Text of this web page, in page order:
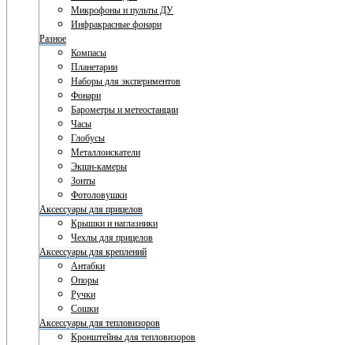
Микрофоны и пульты ДУ
Инфракрасные фонари
Разное
Компасы
Планетарии
Наборы для экспериментов
Фонари
Барометры и метеостанции
Часы
Глобусы
Металлоискатели
Экшн-камеры
Зонты
Фотоловушки
Аксессуары для прицелов
Крышки и наглазники
Чехлы для прицелов
Аксессуары для креплений
Антабки
Опоры
Ручки
Сошки
Аксессуары для тепловизоров
Кронштейны для тепловизоров